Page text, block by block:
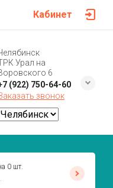
Кабинет
Урал на
6
(922) 750-64-60
звонок
0 шт.